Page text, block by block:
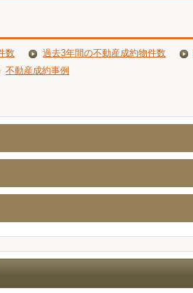
数 過去3年間の不動産成約物件数
不動産成約事例